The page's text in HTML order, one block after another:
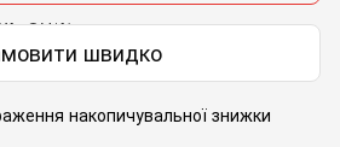
швидко
накопичувальної знижки